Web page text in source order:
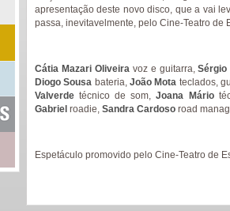
apresentação deste novo disco, que a vai
passa, inevitavelmente, pelo Cine-Teatro de
Cátia Mazari Oliveiravoz e guitarra,Sérgio
Diogo Sousa bateria, João Mota teclados,
Valverde técnico de som,Joana Mário
Gabriel roadie, Sandra Cardoso road
Espetáculo promovido pelo Cine-Teatro de